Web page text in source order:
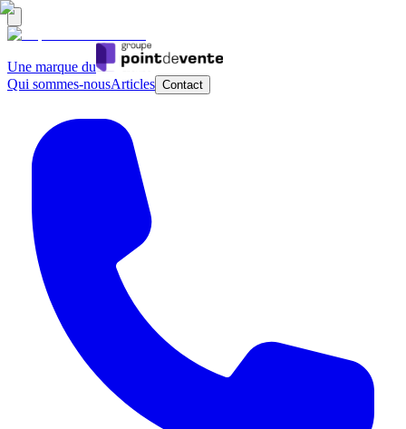
Une marque du
Qui sommes-nousArticles Contact